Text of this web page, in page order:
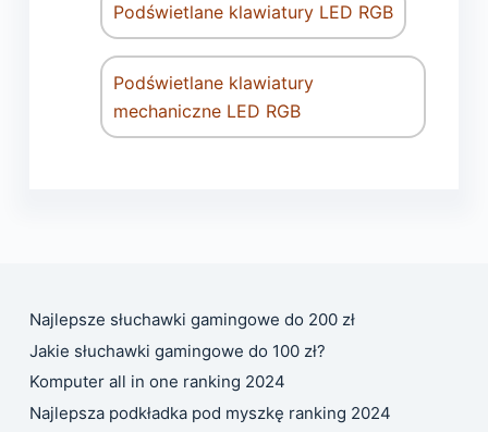
Podświetlane klawiatury LED RGB
Podświetlane klawiatury
mechaniczne LED RGB
Najlepsze słuchawki gamingowe do 200 zł
Jakie słuchawki gamingowe do 100 zł?
Komputer all in one ranking 2024
Najlepsza podkładka pod myszkę ranking 2024